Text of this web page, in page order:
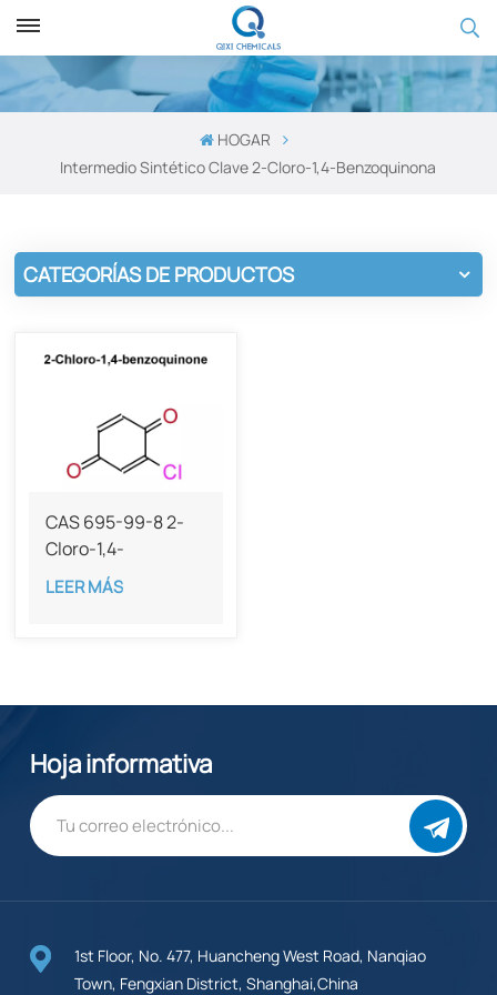
HOGAR
Intermedio Sintético Clave 2-Cloro-1,4-Benzoquinona
CATEGORÍAS DE PRODUCTOS
CAS 695-99-8 2-
Cloro-1,4-
benzoquinona 99
% de pureza
LEER MÁS
Hoja informativa
1st Floor, No. 477, Huancheng West Road, Nanqiao
Town, Fengxian District, Shanghai,China